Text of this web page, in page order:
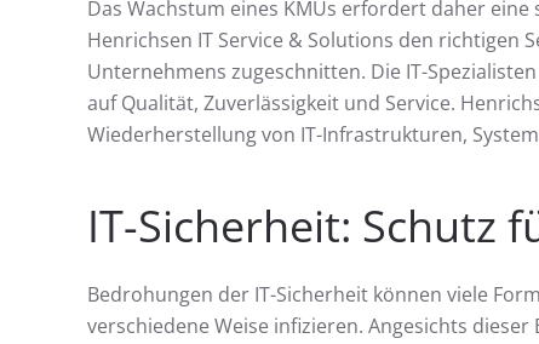
Das Wachstum eines KMUs erfordert daher
Henrichsen IT Service & Solutions den richtigen
Unternehmens zugeschnitten. Die IT-
auf Qualität, Zuverlässigkeit und Service.
Wiederherstellung von IT-Infrastrukturen,
IT-Sicherheit: Schutz
Bedrohungen der IT-Sicherheit können viele
verschiedene Weise infizieren. Angesichts